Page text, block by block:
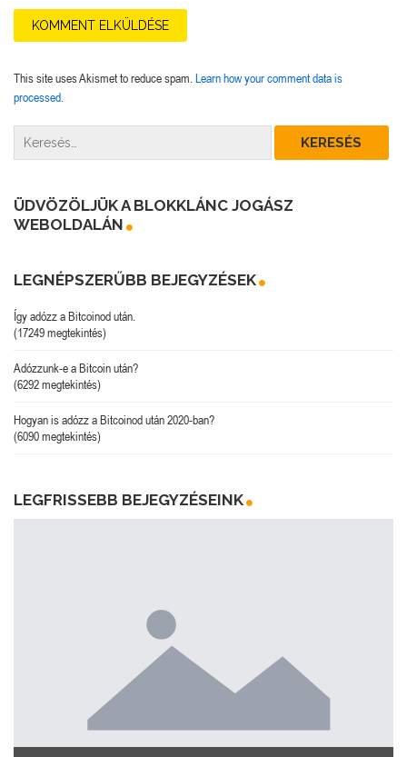
This site uses Akismet to reduce spam. Learn how your comment data is
processed.
ÜDVÖZÖLJÜK A BLOKKLÁNC JOGÁSZ
WEBOLDALÁN
LEGNÉPSZERŰBB BEJEGYZÉSEK
Így adózz a Bitcoinod után.
(17249 megtekintés)
Adózzunk-e a Bitcoin után?
(6292 megtekintés)
Hogyan is adózz a Bitcoinod után 2020-ban?
(6090 megtekintés)
LEGFRISSEBB BEJEGYZÉSEINK